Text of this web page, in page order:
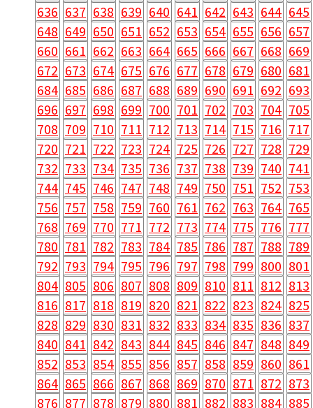
636 637 638 639 640 641 642 643 644 645
648 649 650 651 652 653 654 655 656 657
660 661 662 663 664 665 666 667 668 669
672 673 674 675 676 677 678 679 680 681
684 685 686 687 688 689 690 691 692 693
696 697 698 699 700 701 702 703 704 705
708 709 710 711 712 713 714 715 716 717
720 721 722 723 724 725 726 727 728 729
732 733 734 735 736 737 738 739 740 741
744 745 746 747 748 749 750 751 752 753
756 757 758 759 760 761 762 763 764 765
768 769 770 771 772 773 774 775 776 777
780 781 782 783 784 785 786 787 788 789
792 793 794 795 796 797 798 799 800 801
804 805 806 807 808 809 810 811 812 813
816 817 818 819 820 821 822 823 824 825
828 829 830 831 832 833 834 835 836 837
840 841 842 843 844 845 846 847 848 849
852 853 854 855 856 857 858 859 860 861
864 865 866 867 868 869 870 871 872 873
876 877 878 879 880 881 882 883 884 885